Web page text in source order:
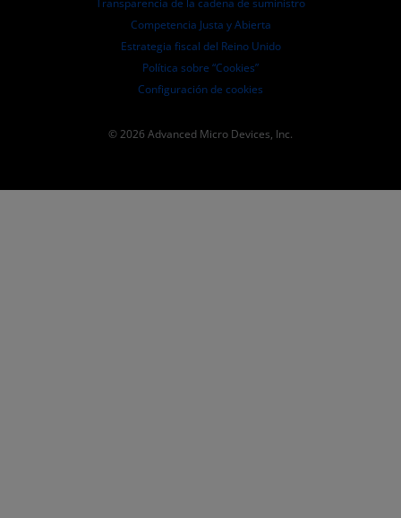
Competencia Justa y Abierta
Estrategia fiscal del Reino Unido
Política sobre “Cookies”
Configuración de cookies
© 2026 Advanced Micro Devices, Inc.